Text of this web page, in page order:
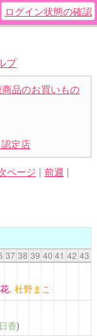
ログイン状態の確認
プ
品のお買いもの
定店
ページ | 前週 |
37 38 39 40 41 42 43
, 杜野まこ
香)